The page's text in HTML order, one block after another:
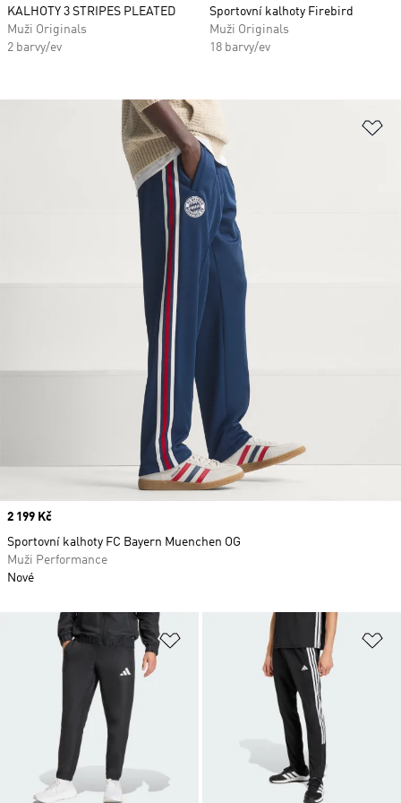
KALHOTY 3 STRIPES PLEATED
Muži Originals
2 barvy/ev
Sportovní kalhoty Firebird
Muži Originals
18 barvy/ev
Přidat do seznamu přání
Price
2 199 Kč
Sportovní kalhoty FC Bayern Muenchen OG
Muži Performance
Nové